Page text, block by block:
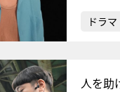
ドラマ
人を助